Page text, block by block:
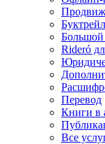
Большой
Rideró
Перевод
Книги в
Все